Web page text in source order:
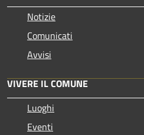
Notizie
Comunicati
Avvisi
VIVERE IL COMUNE
Luoghi
Eventi